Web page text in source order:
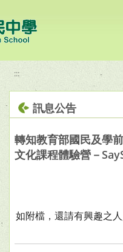
:::
訊息公告
轉知教育部國民及學
文化課程體驗營－
如附檔，還請有興趣之人